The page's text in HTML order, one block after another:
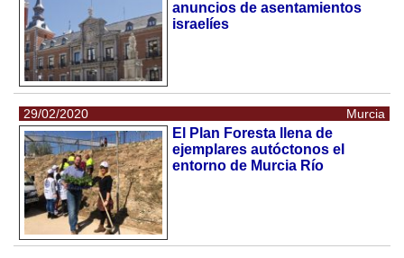
anuncios de asentamientos
israelíes
29/02/2020 Murcia
El Plan Foresta llena de
ejemplares autóctonos el
entorno de Murcia Río